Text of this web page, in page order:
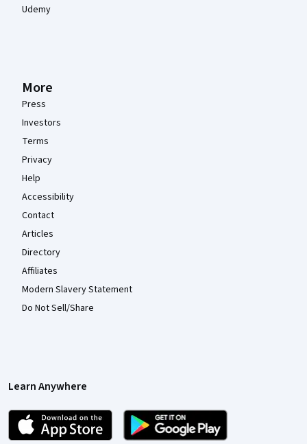
Udemy
More
Press
Investors
Terms
Privacy
Help
Accessibility
Contact
Articles
Directory
Affiliates
Modern Slavery Statement
Do Not Sell/Share
Learn Anywhere